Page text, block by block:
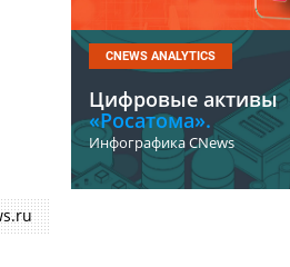
CNEWS ANALYTICS
Цифровые активы
«Росатома».
Инфографика CNews